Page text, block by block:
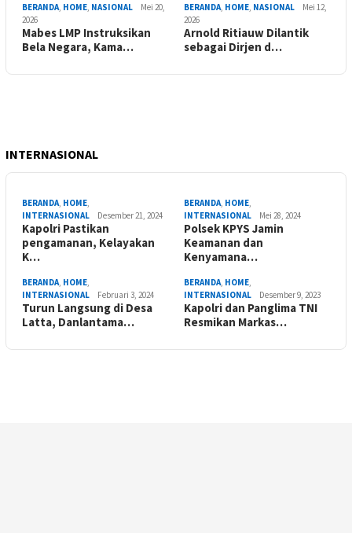
BERANDA HOME NASIONAL
Mei 20,
2026
Mabes LMP Instruksikan
Bela Negara, Kama…
BERANDA HOME NASIONAL
Mei 12,
2026
Arnold Ritiauw Dilantik
sebagai Dirjen d…
INTERNASIONAL
BERANDA HOME
INTERNASIONAL
Desember 21, 2024
Kapolri Pastikan
pengamanan, Kelayakan
K…
BERANDA HOME
INTERNASIONAL
Mei 28, 2024
Polsek KPYS Jamin
Keamanan dan
Kenyamana…
BERANDA HOME
INTERNASIONAL
Februari 3, 2024
Turun Langsung di Desa
Latta, Danlantama…
BERANDA HOME
INTERNASIONAL
Desember 9, 2023
Kapolri dan Panglima TNI
Resmikan Markas…